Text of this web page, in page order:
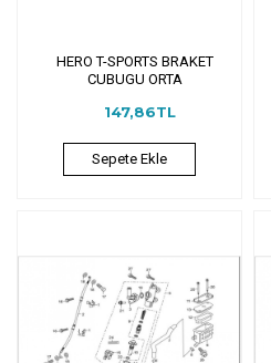
HERO T-SPORTS BRAKET
CUBUGU ORTA
147,86TL
Sepete Ekle